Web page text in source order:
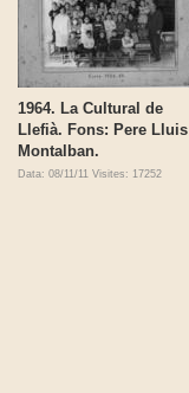
1964. La Cultural de
Llefià. Fons: Pere Lluis
Montalban.
Data: 08/11/11 Visites: 17252